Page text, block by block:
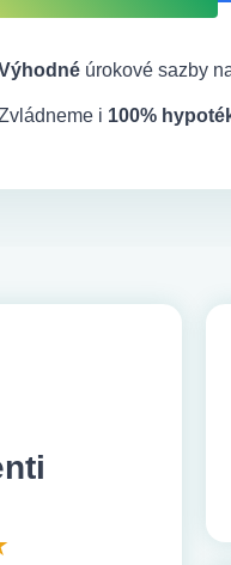
úrokové sazby
i 100%